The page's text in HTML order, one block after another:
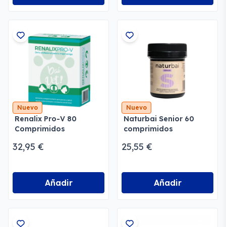
Nuevo
Renalix Pro-V 80
Comprimidos
32,95 €
Añadir
Nuevo
Naturbai Senior 60
comprimidos
25,55 €
Añadir